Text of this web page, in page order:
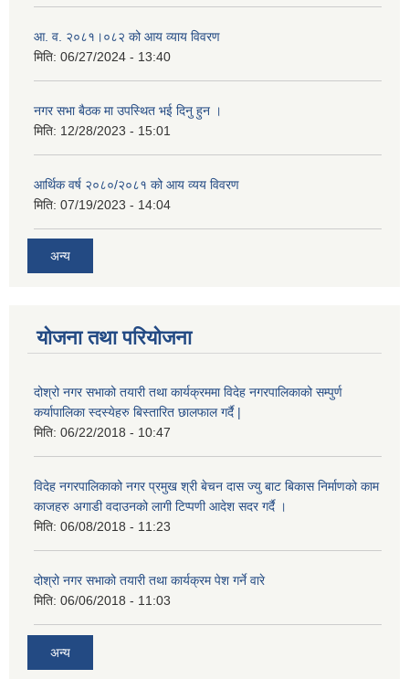
आ. व. २०८१।०८२ को आय व्याय विवरण
मिति: 06/27/2024 - 13:40
नगर सभा बैठक मा उपस्थित भई दिनु हुन ।
मिति: 12/28/2023 - 15:01
आर्थिक वर्ष २०८०/२०८१ को आय व्यय विवरण
मिति: 07/19/2023 - 14:04
अन्य
योजना तथा परियोजना
दोश्रो नगर सभाको तयारी तथा कार्यक्रममा विदेह नगरपालिकाको सम्पुर्ण
कर्यापालिका स्दस्येहरु बिस्तारित छालफाल गर्दै |
मिति: 06/22/2018 - 10:47
विदेह नगरपालिकाको नगर प्रमुख श्री बेचन दास ज्यु बाट बिकास निर्माणको काम
काजहरु अगाडी वदाउनको लागी टिप्पणी आदेश सदर गर्दै ।
मिति: 06/08/2018 - 11:23
दोश्रो नगर सभाको तयारी तथा कार्यक्रम पेश गर्ने वारे
मिति: 06/06/2018 - 11:03
अन्य